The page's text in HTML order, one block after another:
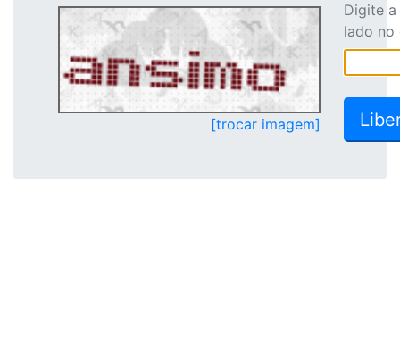
[trocar imagem]
Digite
lado no